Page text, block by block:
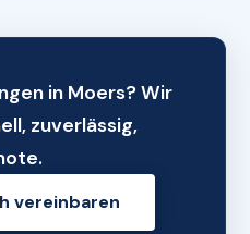
in Moers? Wir
zuverlässig,
vereinbaren